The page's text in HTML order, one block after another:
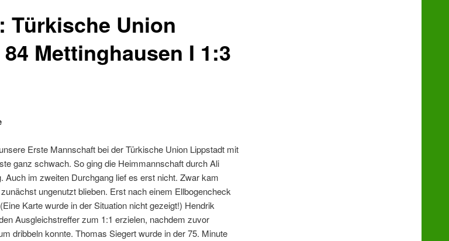
Türkische Union
Mettinghausen I 1:3
Erste Mannschaft bei der Türkische Union Lippstadt mit
ganz schwach. So ging die Heimmannschaft durch Ali
Auch im zweiten Durchgang lief es erst nicht. Zwar kam
ungenutzt blieben. Erst nach einem Ellbogencheck
Karte wurde in der Situation nicht gezeigt!) Hendrik
Ausgleichstreffer zum 1:1 erzielen, nachdem zuvor
dribbeln konnte. Thomas Siegert wurde in der 75. Minute